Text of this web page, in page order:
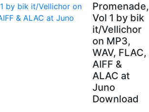
Promenade,
Vol 1 by bik
it/Vellichor
on MP3,
WAV, FLAC,
AIFF &
ALAC at
Juno
Download